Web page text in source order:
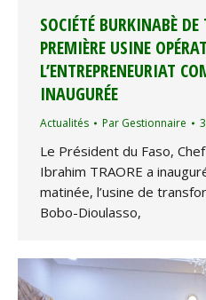
SOCIÉTÉ BURKINABÈ
PREMIÈRE USINE
L’ENTREPRENEURIAT
INAUGURÉE
Actualités Par Gestionnaire
Le Président du Faso,
Ibrahim TRAORE a
matinée, l’usine de
Bobo-Dioulasso,